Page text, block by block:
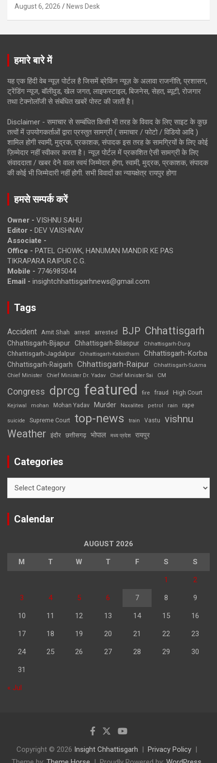
August 6, 2026 News Desk
हमारे बारे में
यह एक हिंदी वेब न्यूज़ पोर्टल है जिसमें ब्रेकिंग न्यूज़ के अलावा राजनीति, प्रशासन,
ट्रेंडिंग न्यूज, बॉलीवुड, खेल जगत, लाइफस्टाइल, बिजनेस, सेहत, ब्यूटी, रोजगार
तथा टेक्नोलॉजी से संबंधित खबरें पोस्ट की जाती है।
Disclaimer - समाचार से सम्बंधित किसी भी तरह के विवाद के लिए साइट के कुछ
तत्वों में उपयोगकर्ताओं द्वारा प्रस्तुत सामग्री ( समाचार / फोटो / विडियो आदि )
शामिल होगी स्वामी, मुद्रक, प्रकाशक, संपादक इस तरह के सामग्रियों के लिए कोई
ज़िम्मेदार नहीं स्वीकार करता है। न्यूज़ पोर्टल में प्रकाशित ऐसी सामग्री के लिए
संवाददाता / खबर देने वाला स्वयं जिम्मेदार होगा, स्वामी, मुद्रक, प्रकाशक, संपादक
की कोई भी जिम्मेदारी नहीं होगी. सभी विवादों का न्यायक्षेत्र रायपुर होगा
हमसे सम्पर्क करें
Owner - VISHNU SAHU
Editor - DEV VAISHNAV
Associate -
Office - PATEL CHOWK, HANUMAN MANDIR KE PAS
TIKRAPARA RAIPUR C.G.
Mobile - 7746985044
Email - insightchhattisgarhnews@gmail.com
Tags
Accident Amit Shah arrest arrested BJP Chhattisgarh
Chhattisgarh-Bijapur Chhattisgarh-Bilaspur Chhattisgarh-Durg
Chhattisgarh-Jagdalpur Chhattisgarh-Kabirdham Chhattisgarh-Korba
Chhattisgarh-Raigarh Chhattisgarh-Raipur
Chhattisgarh-Sukma
Chief Minister
Chief Minister Dr. Yadav Chief Minister Sai CM
Congress dprcg featured fire fraud High Court
Kejriwal mohan Mohan Yadav Murder Naxalites petrol rain rape
suicide Supreme Court top-news train Vastu vishnu
Weather इंदौर छत्तीसगढ़ भोपाल मध्य प्रदेश रायपुर
Categories
Calendar
AUGUST 2026
M T W T F S S
1 2
3 4 5 6 7 8 9
10 11 12 13 14 15 16
17 18 19 20 21 22 23
24 25 26 27 28 29 30
31
« Jul
Copyright © 2026 Insight Chhattisgarh
Privacy Policy